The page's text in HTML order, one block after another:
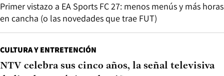
Primer vistazo a EA Sports FC 27: menos menús y más horas
en cancha (o las novedades que trae FUT)
CULTURA Y ENTRETENCIÓN
NTV celebra sus cinco años, la señal televisiva